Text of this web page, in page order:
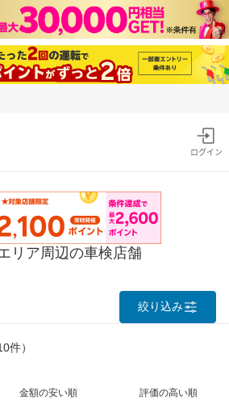
ログイン
リア周辺の車検店舗
絞り込み
件）
金額の安い順 評価の高い順